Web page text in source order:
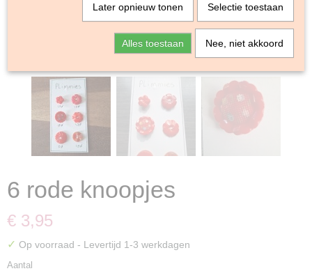
6 rode knoopjes
€ 3,95
✓ Op voorraad - Levertijd 1-3 werkdagen
Aantal
Later opnieuw tonen Selectie toestaan
Alles toestaan Nee, niet akkoord